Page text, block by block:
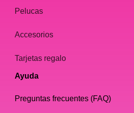
Pelucas
Accesorios
Tarjetas regalo
Ayuda
Preguntas frecuentes (FAQ)